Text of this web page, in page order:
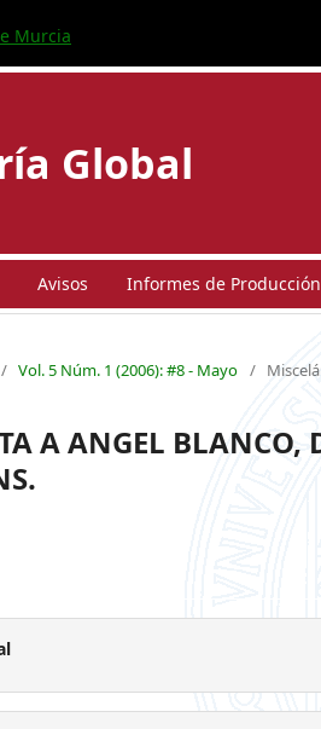
Global
Avisos Informes de
/ Vol. 5 Núm. 1 (2006): #8 - Mayo /
A ANGEL